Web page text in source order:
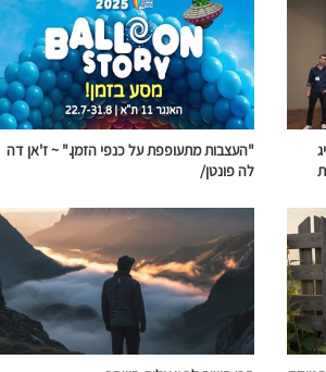
"העצבות מתעופפת על כנפי הזמן." ~ ז'אן דה
לה פונטן/